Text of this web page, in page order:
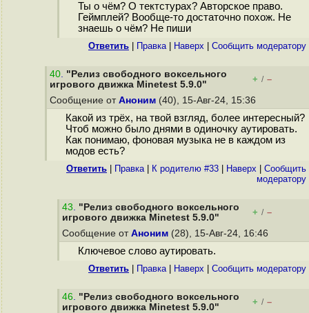
Ты о чём? О тектстурах? Авторское право.
Геймплей? Вообще-то достаточно похож. Не
знаешь о чём? Не пиши
Ответить Правка| Наверх Cообщить модератору
40. "Релиз свободного воксельного
игрового движка Minetest 5.9.0"
+ / –
Сообщение от Аноним (40), 15-Авг-24, 15:36
Какой из трёх, на твой взгляд, более интересный?
Чтоб можно было днями в одиночку аутировать.
Как понимаю, фоновая музыка не в каждом из
модов есть?
Ответить Правка| К родителю #33 Наверх
Cообщить
модератору
43. "Релиз свободного воксельного
игрового движка Minetest 5.9.0"
+ / –
Сообщение от Аноним (28), 15-Авг-24, 16:46
Ключевое слово аутировать.
Ответить Правка| Наверх Cообщить модератору
46. "Релиз свободного воксельного
игрового движка Minetest 5.9.0"
+ / –